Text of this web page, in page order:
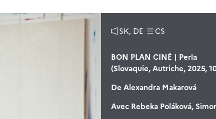
SK, DE CS
BON PLAN CINÉ | Perla
(Slovaquie, Autriche, 2025,
De Alexandra Makarová
AvecRebeka Poláková,